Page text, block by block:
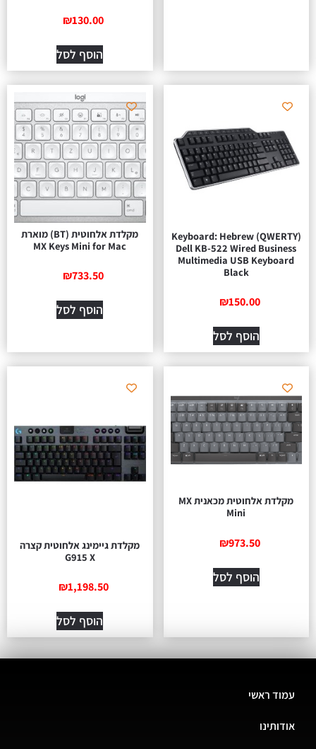
₪130.00
הוסף לסל
Keyboard: Hebrew (QWERTY)
Dell KB-522 Wired Business
Multimedia USB Keyboard
Black
₪150.00
הוסף לסל
מקלדת אלחוטית (BT) מוארת
MX Keys Mini for Mac
₪733.50
הוסף לסל
מקלדת אלחוטית מכאנית MX
Mini
₪973.50
הוסף לסל
מקלדת גיימינג אלחוטית קצרה
G915 X
₪1,198.50
הוסף לסל
עמוד ראשי
אודותינו